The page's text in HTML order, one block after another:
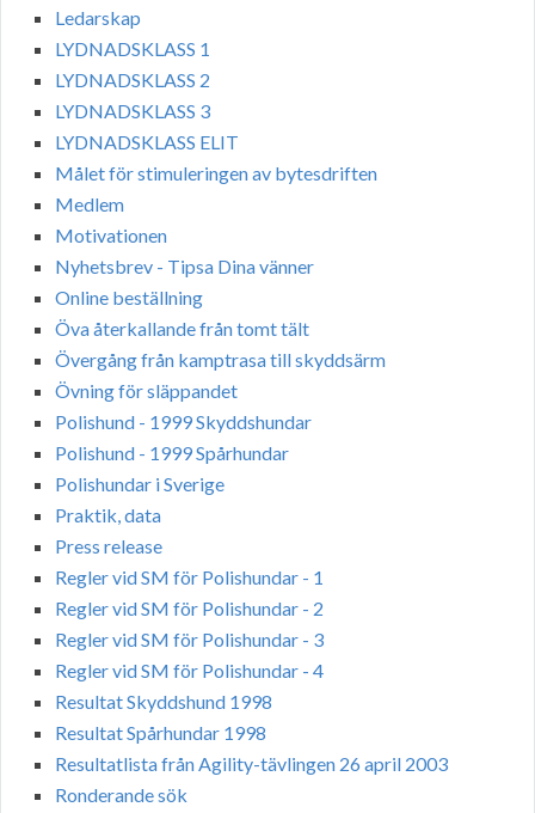
Ledarskap
LYDNADSKLASS 1
LYDNADSKLASS 2
LYDNADSKLASS 3
LYDNADSKLASS ELIT
Målet för stimuleringen av bytesdriften
Medlem
Motivationen
Nyhetsbrev - Tipsa Dina vänner
Online beställning
Öva återkallande från tomt tält
Övergång från kamptrasa till skyddsärm
Övning för släppandet
Polishund - 1999 Skyddshundar
Polishund - 1999 Spårhundar
Polishundar i Sverige
Praktik, data
Press release
Regler vid SM för Polishundar - 1
Regler vid SM för Polishundar - 2
Regler vid SM för Polishundar - 3
Regler vid SM för Polishundar - 4
Resultat Skyddshund 1998
Resultat Spårhundar 1998
Resultatlista från Agility-tävlingen 26 april 2003
Ronderande sök